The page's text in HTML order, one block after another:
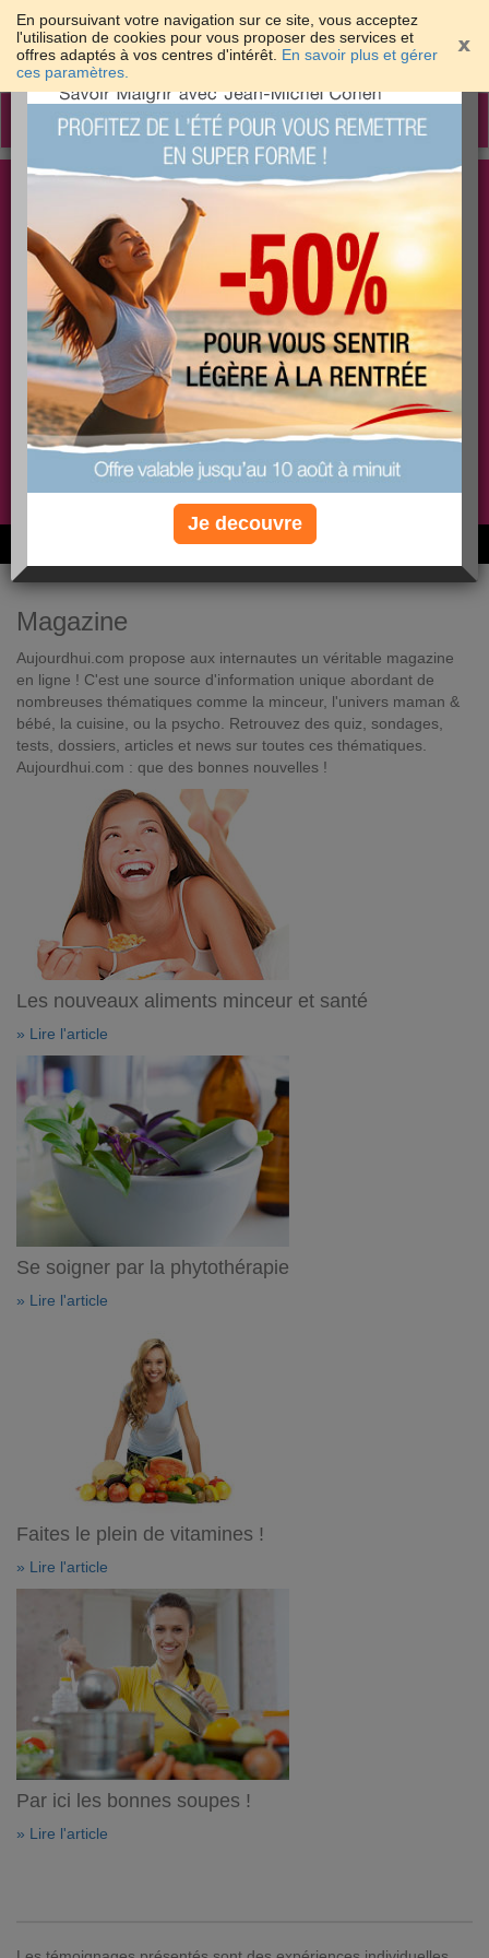
En poursuivant votre navigation sur ce site, vous acceptez
l'utilisation de cookies pour vous proposer des services et
offres adaptés à vos centres d'intérêt. En savoir plus et gérer
ces paramètres.
Toggle
Les meilleures solutions pour maigrir et être bien
dans sa peau
PLUS
EFFICACE
PLUS
SANTÉ
PLUS
COACHING
Non, je préfère le régime gratuit
6M de personnes ont maigri et réappris à manger avec nous
Magazine
Aujourdhui.com propose aux internautes un véritable magazine
en ligne ! C'est une source d'information unique abordant de
nombreuses thématiques comme la minceur, l'univers maman &
bébé, la cuisine, ou la psycho. Retrouvez des quiz, sondages,
tests, dossiers, articles et news sur toutes ces thématiques.
Aujourdhui.com : que des bonnes nouvelles !
Les nouveaux aliments minceur et santé
» Lire l'article
Se soigner par la phytothérapie
» Lire l'article
Faites le plein de vitamines !
» Lire l'article
Par ici les bonnes soupes !
» Lire l'article
×
Je decouvre